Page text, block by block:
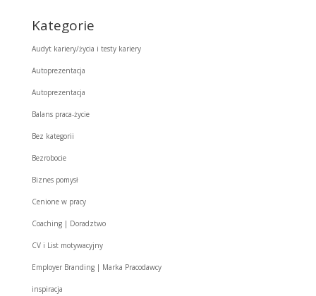
Kategorie
Audyt kariery/życia i testy kariery
Autoprezentacja
Autoprezentacja
Balans praca-życie
Bez kategorii
Bezrobocie
Biznes pomysł
Cenione w pracy
Coaching | Doradztwo
CV i List motywacyjny
Employer Branding | Marka Pracodawcy
inspiracja